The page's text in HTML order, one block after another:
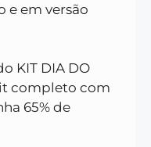
e em versão
KIT DIA DO
completo com
65% de